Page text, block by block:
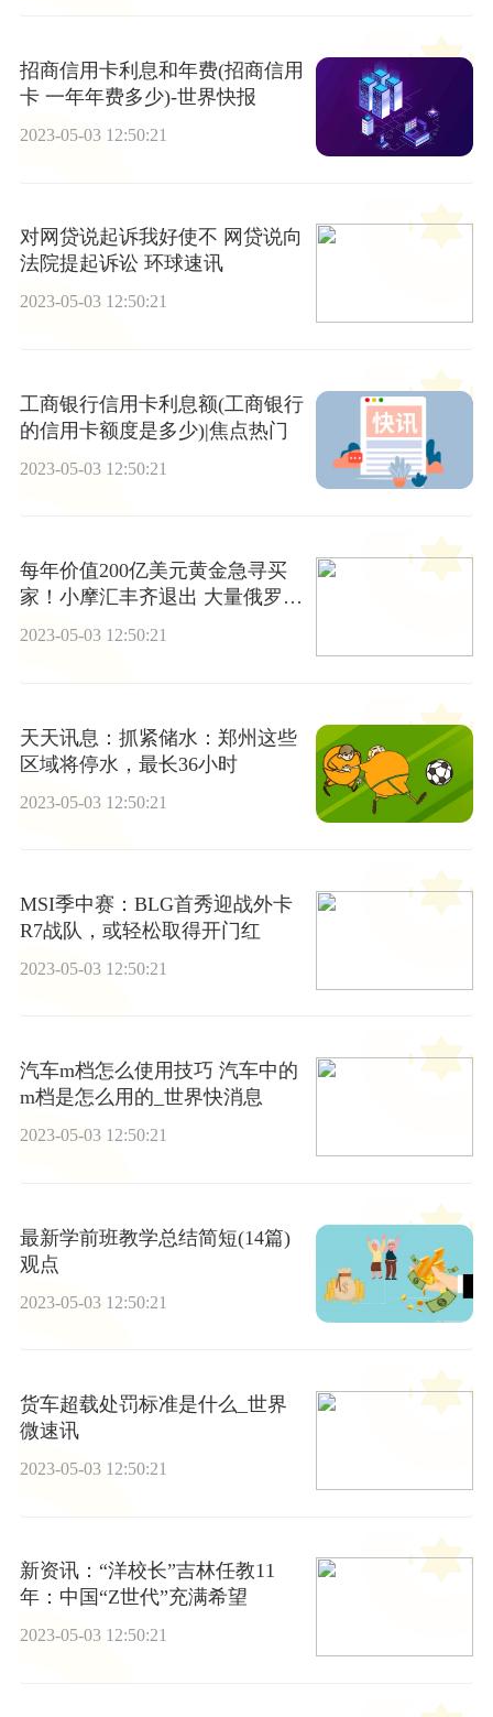
招商信用卡利息和年费(招商信用
卡 一年年费多少)-世界快报
2023-05-03 12:50:21
对网贷说起诉我好使不 网贷说向
法院提起诉讼 环球速讯
2023-05-03 12:50:21
工商银行信用卡利息额(工商银行
的信用卡额度是多少)|焦点热门
2023-05-03 12:50:21
每年价值200亿美元黄金急寻买
家！小摩汇丰齐退出 大量俄罗斯
黄金流向了哪里？
2023-05-03 12:50:21
天天讯息：抓紧储水：郑州这些
区域将停水，最长36小时
2023-05-03 12:50:21
MSI季中赛：BLG首秀迎战外卡
R7战队，或轻松取得开门红
2023-05-03 12:50:21
汽车m档怎么使用技巧 汽车中的
m档是怎么用的_世界快消息
2023-05-03 12:50:21
最新学前班教学总结简短(14篇)
观点
2023-05-03 12:50:21
货车超载处罚标准是什么_世界
微速讯
2023-05-03 12:50:21
新资讯：“洋校长”吉林任教11
年：中国“Z世代”充满希望
2023-05-03 12:50:21